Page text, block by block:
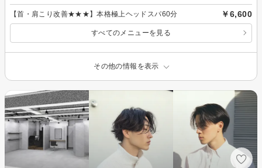
【首・肩こり改善★★★】本格極上ヘッドスパ60分 ￥6,600
すべてのメニューを見る
その他の情報を表示